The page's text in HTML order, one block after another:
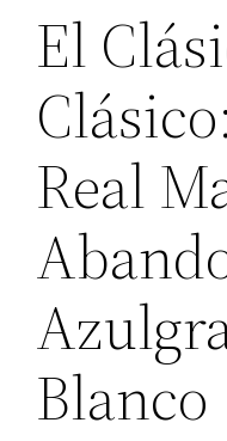
El
Real
Blanco